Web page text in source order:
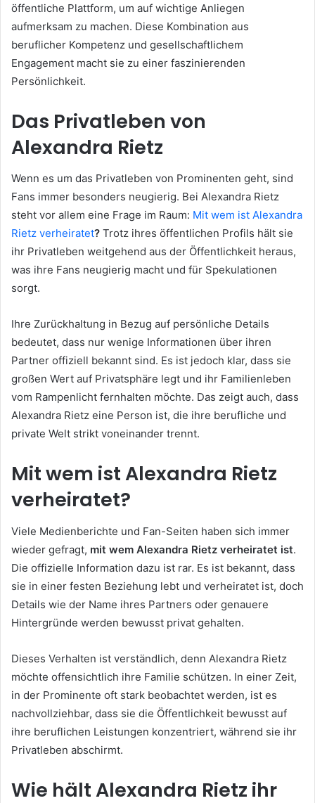
öffentliche Plattform, um auf wichtige Anliegen
aufmerksam zu machen. Diese Kombination aus
beruflicher Kompetenz und gesellschaftlichem
Engagement macht sie zu einer faszinierenden
Persönlichkeit.
Das Privatleben von
Alexandra Rietz
Wenn es um das Privatleben von Prominenten geht, sind
Fans immer besonders neugierig. Bei Alexandra Rietz
steht vor allem eine Frage im Raum: Mit wem ist Alexandra
Rietz verheiratet? Trotz ihres öffentlichen Profils hält sie
ihr Privatleben weitgehend aus der Öffentlichkeit heraus,
was ihre Fans neugierig macht und für Spekulationen
sorgt.
Ihre Zurückhaltung in Bezug auf persönliche Details
bedeutet, dass nur wenige Informationen über ihren
Partner offiziell bekannt sind. Es ist jedoch klar, dass sie
großen Wert auf Privatsphäre legt und ihr Familienleben
vom Rampenlicht fernhalten möchte. Das zeigt auch, dass
Alexandra Rietz eine Person ist, die ihre berufliche und
private Welt strikt voneinander trennt.
Mit wem ist Alexandra Rietz
verheiratet?
Viele Medienberichte und Fan-Seiten haben sich immer
wieder gefragt, mit wem Alexandra Rietz verheiratet ist.
Die offizielle Information dazu ist rar. Es ist bekannt, dass
sie in einer festen Beziehung lebt und verheiratet ist, doch
Details wie der Name ihres Partners oder genauere
Hintergründe werden bewusst privat gehalten.
Dieses Verhalten ist verständlich, denn Alexandra Rietz
möchte offensichtlich ihre Familie schützen. In einer Zeit,
in der Prominente oft stark beobachtet werden, ist es
nachvollziehbar, dass sie die Öffentlichkeit bewusst auf
ihre beruflichen Leistungen konzentriert, während sie ihr
Privatleben abschirmt.
Wie hält Alexandra Rietz ihr